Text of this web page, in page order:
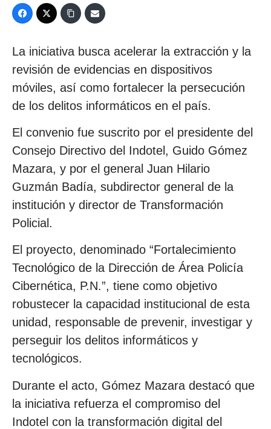
La iniciativa busca acelerar la extracción y la
revisión de evidencias en dispositivos
móviles, así como fortalecer la persecución
de los delitos informáticos en el país.
El convenio fue suscrito por el presidente del
Consejo Directivo del Indotel, Guido Gómez
Mazara, y por el general Juan Hilario
Guzmán Badía, subdirector general de la
institución y director de Transformación
Policial.
El proyecto, denominado “Fortalecimiento
Tecnológico de la Dirección de Área Policía
Cibernética, P.N.”, tiene como objetivo
robustecer la capacidad institucional de esta
unidad, responsable de prevenir, investigar y
perseguir los delitos informáticos y
tecnológicos.
Durante el acto, Gómez Mazara destacó que
la iniciativa refuerza el compromiso del
Indotel con la transformación digital del